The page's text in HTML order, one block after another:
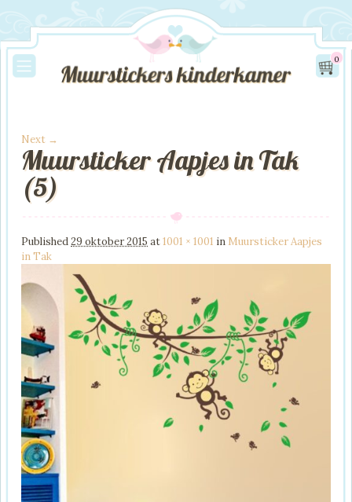
0
Image navigation
Next →
Muursticker Aapjes in Tak
(5)
Published29 oktober 2015 at1001 × 1001 in Muursticker Aapjes
in Tak